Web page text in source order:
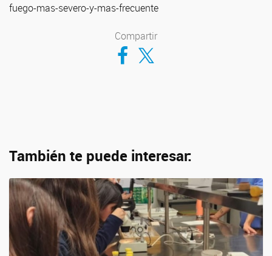
fuego-mas-severo-y-mas-frecuente
Compartir
Compartir en Facebook
Compartir en Twitter
También te puede interesar: